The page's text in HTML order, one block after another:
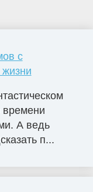
с
времени
А ведь
п...